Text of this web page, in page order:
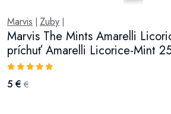
Marvis Zuby
Marvis The Mints Amarelli
príchuť Amarelli Licorice-Mint
5 € €